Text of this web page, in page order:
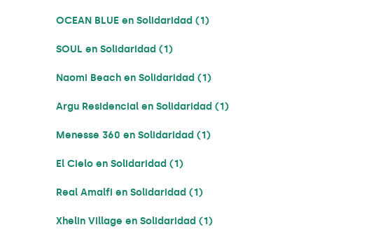
OCEAN BLUE en Solidaridad (1)
SOUL en Solidaridad (1)
Naomi Beach en Solidaridad (1)
Argu Residencial en Solidaridad (1)
Menesse 360 en Solidaridad (1)
El Cielo en Solidaridad (1)
Real Amalfi en Solidaridad (1)
Xhelin Village en Solidaridad (1)